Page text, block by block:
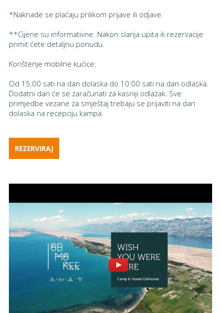
*Naknade se plaćaju prilikom prijave ili odjave.
**Cijene su informativne. Nakon slanja upita ili rezervacije
primit ćete detaljnu ponudu.
Korištenje mobilne kućice:
Od 15:00 sati na dan dolaska do 10:00 sati na dan odlaska.
Dodatni dan će se zaračunati za kasniji odlazak. Sve
primjedbe vezane za smještaj trebaju se prijaviti na dan
dolaska na recepciju kampa.
REZERVIRAJ